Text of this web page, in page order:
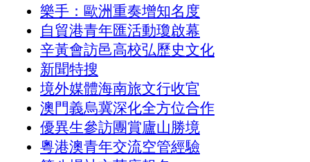
樂手：歐洲重奏增知名度
自貿港青年匯活動瓊啟幕
辛黃會訪邑高校弘歷史文化
新聞特搜
境外媒體海南旅文行收官
澳門義烏冀深化全方位合作
優異生參訪團賞廬山勝境
粵港澳青年交流空管經驗